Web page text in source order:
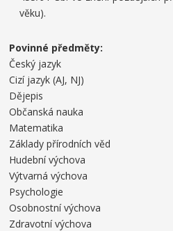
věku).
Povinné předměty:
Český jazyk
Cizí jazyk (AJ, NJ)
Dějepis
Občanská nauka
Matematika
Základy přírodních věd
Hudební výchova
Výtvarná výchova
Psychologie
Osobnostní výchova
Zdravotní výchova